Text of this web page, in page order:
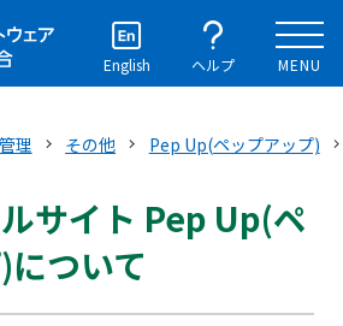
English ヘルプ MENU
理 その他 Pep Up(ペップアップ)
サイト Pep Up(ペ
について